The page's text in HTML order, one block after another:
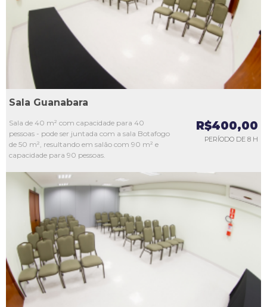
L4
L5
Sala Guanabara
Sala de 40 m² com capacidade para 40
pessoas - pode ser juntada com a sala Botafogo
de 50 m², resultando em salão com 90 m² e
capacidade para 90 pessoas.
R$400,00
PERÍODO DE 8 H
L1
L2
L3
L4